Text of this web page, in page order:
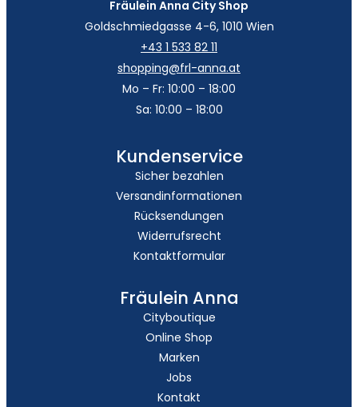
Fräulein Anna City Shop
Goldschmiedgasse 4-6, 1010 Wien
+43 1 533 82 11
shopping@frl-anna.at
Mo – Fr: 10:00 – 18:00
Sa: 10:00 – 18:00
Kundenservice
Sicher bezahlen
Versandinformationen
Rücksendungen
Widerrufsrecht
Kontaktformular
Fräulein Anna
Cityboutique
Online Shop
Marken
Jobs
Kontakt